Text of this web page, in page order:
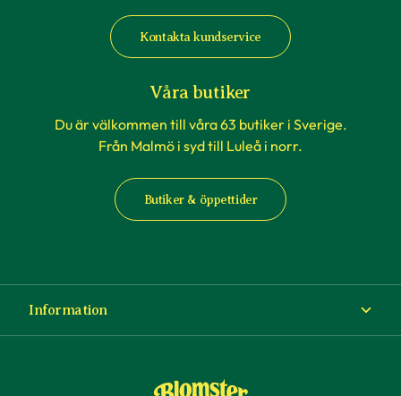
Kontakta kundservice
Våra butiker
Du är välkommen till våra 63 butiker i Sverige.
Från Malmö i syd till Luleå i norr.
Butiker & öppettider
Information